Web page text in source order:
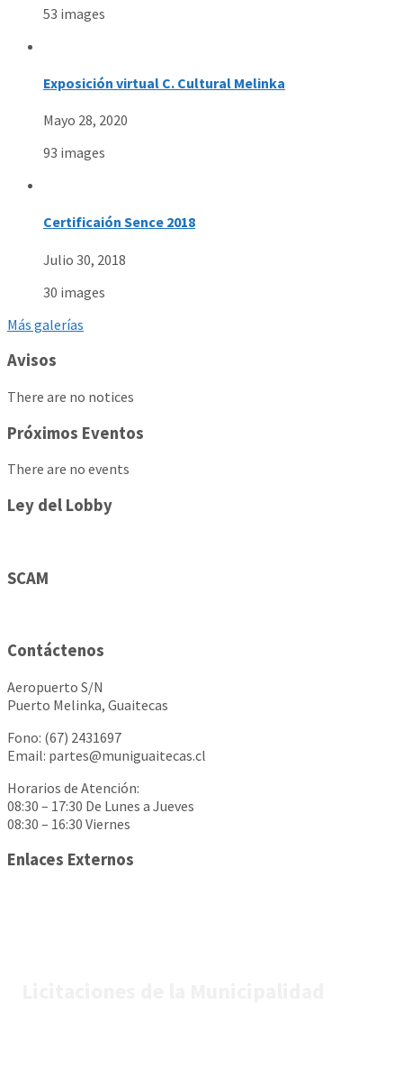
53 images
Exposición virtual C. Cultural Melinka
Mayo 28, 2020
93 images
Certificaión Sence 2018
Julio 30, 2018
30 images
Más galerías
Avisos
There are no notices
Próximos Eventos
There are no events
Ley del Lobby
SCAM
Contáctenos
Aeropuerto S/N
Puerto Melinka, Guaitecas
Fono: (67) 2431697
Email: partes@muniguaitecas.cl
Horarios de Atención:
08:30 – 17:30 De Lunes a Jueves
08:30 – 16:30 Viernes
Enlaces Externos